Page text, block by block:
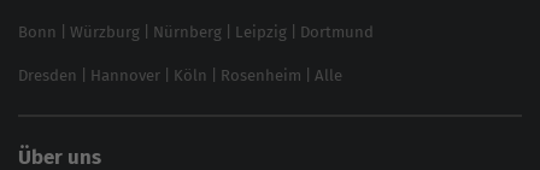
Brand Monitoring 2025
Bonn Würzburg Nürnberg Leipzig Dortmund
Dresden Hannover Köln Rosenheim Alle
Über uns